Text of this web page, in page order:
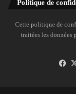
Politique de
Cette politique de
traitées les données